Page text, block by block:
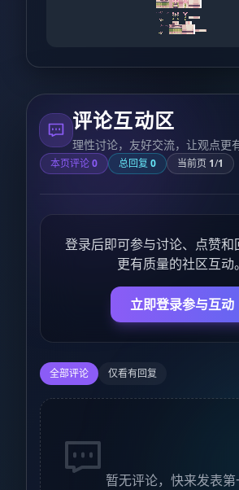
评论互动区
理性讨论，友好交流，让观点更
本页评论0 总回复 0 当前页 1/1
登录后即可参与讨论、点赞和
更有质量的社区互动。
立即登录参与互动
全部评论 仅看有回复
暂无评论，快来发表